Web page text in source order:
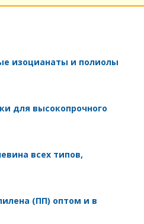
изоцианаты и полиолы
для высокопрочного
всех типов,
(ПП) оптом и в